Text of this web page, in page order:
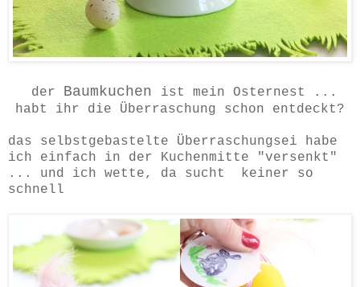
der Baumkuchen
ist mein Osternest ...
habt ihr die Überraschung schon entdeckt?
das selbstgebastelte Überraschungsei habe
ich einfach in der Kuchenmitte "versenkt"
... und ich wette, da sucht keiner so
schnell